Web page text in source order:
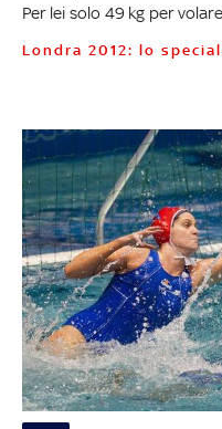
Per lei solo 49 kg per
Londra 2012: lo